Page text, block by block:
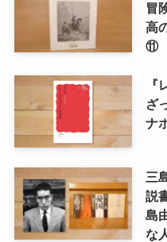
冒
高
⑪
ざ
ナ
三
説
島
な